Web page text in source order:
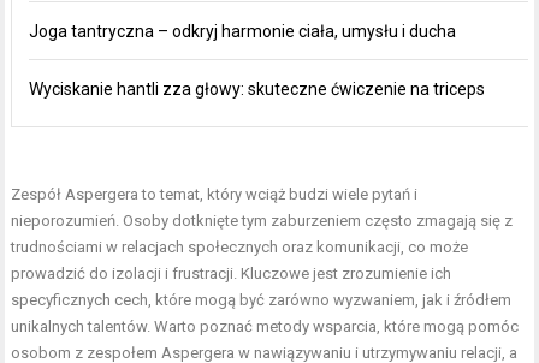
Joga tantryczna – odkryj harmonie ciała, umysłu i ducha
Wyciskanie hantli zza głowy: skuteczne ćwiczenie na triceps
Zespół Aspergera to temat, który wciąż budzi wiele pytań i
nieporozumień. Osoby dotknięte tym zaburzeniem często zmagają się z
trudnościami w relacjach społecznych oraz komunikacji, co może
prowadzić do izolacji i frustracji. Kluczowe jest zrozumienie ich
specyficznych cech, które mogą być zarówno wyzwaniem, jak i źródłem
unikalnych talentów. Warto poznać metody wsparcia, które mogą pomóc
osobom z zespołem Aspergera w nawiązywaniu i utrzymywaniu relacji, a